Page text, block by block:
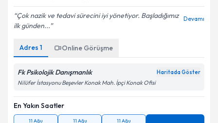
Çok nazik ve tedavi sürecini iyi yönetiyor. Başladığımız
ilk günden...
Devamı
Adres 1 Online Görüşme
Fk Psikolojik Danışmanlık Haritada Göster
Nilüfer İstasyonu Beşevler Konak Mah. İpçi Konak Ofisi
En Yakın Saatler
11 Ağu 11 Ağu 11 Ağu